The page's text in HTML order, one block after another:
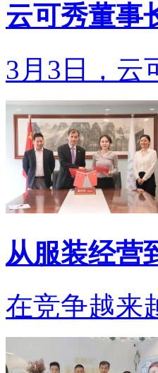
云可秀董事
3月3日，云
从服装经营
在竞争越来